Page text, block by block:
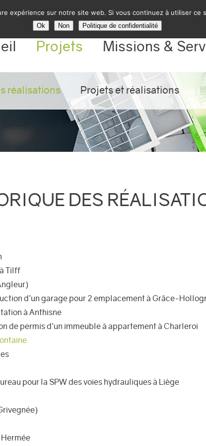
Projets
réalisations Projets et réalisations
Missions &
DES
Tilff
d’un garage pour 2 emplacement à Grâce-
à Anthisne
de permis d’un immeuble à appartement à Charleroi
pour la SPW des voies hydrauliques à Liège
expérience sur notre site web. Si vous continuez à utiliser
Ok Non Politique de confidentialité